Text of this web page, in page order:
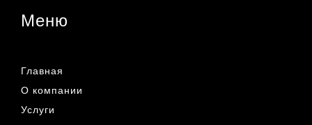
Меню
Главная
О компании
Услуги